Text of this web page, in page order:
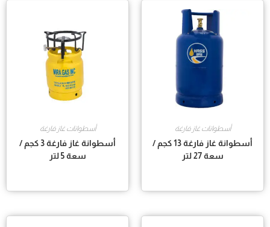
أسطوانات غاز فارغة
أسطوانة غاز فارغة 13 كجم /
سعة 27 لتر
أسطوانات غاز فارغة
أسطوانة غاز فارغة 3 كجم /
سعة 5 لتر